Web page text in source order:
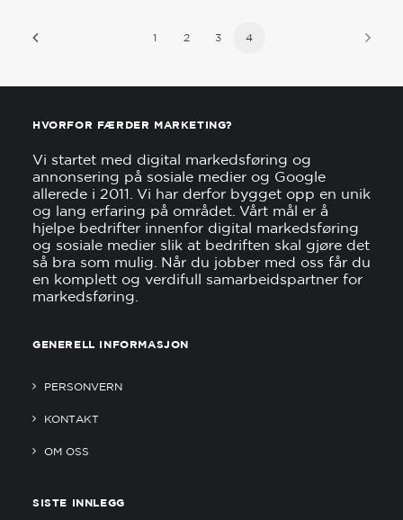
1 2 3 4
HVORFOR FÆRDER MARKETING?
Vi startet med digital markedsføring og
annonsering på sosiale medier og Google
allerede i 2011. Vi har derfor bygget opp en unik
og lang erfaring på området. Vårt mål er å
hjelpe bedrifter innenfor digital markedsføring
og sosiale medier slik at bedriften skal gjøre det
så bra som mulig. Når du jobber med oss får du
en komplett og verdifull samarbeidspartner for
markedsføring.
GENERELL INFORMASJON
PERSONVERN
KONTAKT
OM OSS
SISTE INNLEGG